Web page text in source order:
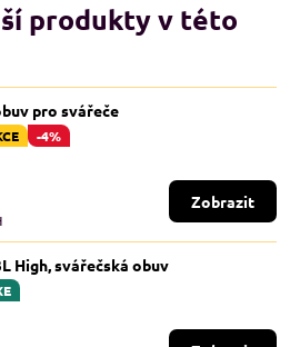
produkty v této
pro svářeče
-4%
Zobrazit
High, svářečská obuv